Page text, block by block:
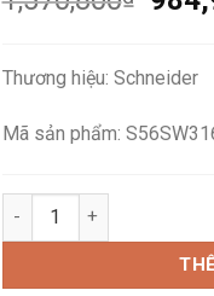
Thương hiệu: Schneider
Mã sản phẩm:
Công tắc công nghiệp